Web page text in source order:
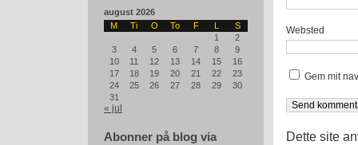
august 2026
M
Ti O To F L
S
1
2
3
4 5 6 7 8
9
10
11 12 13 14 15
16
17
18 19 20 21 22
23
24
25 26 27 28 29
30
31
« jul
Abonner på blog via
Websted
Gem mit
Dette site